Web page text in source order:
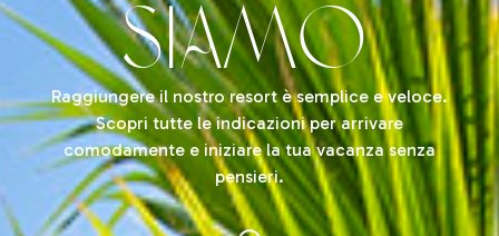
SIAMO
Raggiungere il nostro resort è semplice e veloce.
Scopri tutte le indicazioni per arrivare
comodamente e iniziare la tua vacanza senza
pensieri.